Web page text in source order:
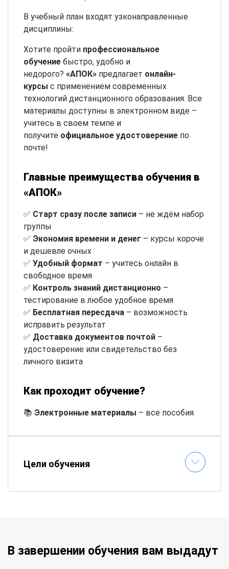
В учебный план входят узконаправленные
дисциплины:
Хотите пройти профессиональное
обучение быстро, удобно и
недорого? «АПОК» предлагает онлайн-
курсы с применением современных
технологий дистанционного образования. Все
материалы доступны в электронном виде –
учитесь в своем темпе и
получите официальное удостоверение по
почте!
Главные преимущества обучения в
«АПОК»
✅ Старт сразу после записи – не ждём набор
группы
✅ Экономия времени и денег – курсы короче
и дешевле очных
✅ Удобный формат – учитесь онлайн в
свободное время
✅ Контроль знаний дистанционно –
тестирование в любое удобное время
✅ Бесплатная пересдача – возможность
исправить результат
✅ Доставка документов почтой –
удостоверение или свидетельство без
личного визита
Как проходит обучение?
📚 Электронные материалы – все пособия
⏱Гибкий график– составляете расписание
📝Онлайн-тестирование
Цели обучения
В завершении обучения вам выдадут